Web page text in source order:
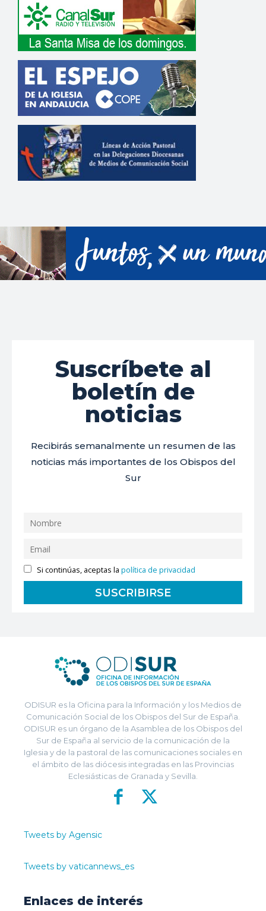
Suscríbete al
boletín de
noticias
Recibirás semanalmente un resumen de las
noticias más importantes de los Obispos del
Sur
Si continúas, aceptas lapolítica de privacidad
ODISUR es la Oficina para la Información y los Medios de
Comunicación Social de los Obispos del Sur de España.
ODISUR es un órgano de la Asamblea de los Obispos del
Sur de España al servicio de la comunicación de la
Iglesia y de la pastoral de las comunicaciones sociales en
el ámbito de las diócesis integradas en las Provincias
Eclesiásticas de Granada y Sevilla.
Tweets by Agensic
Tweets by vaticannews_es
Enlaces de interés